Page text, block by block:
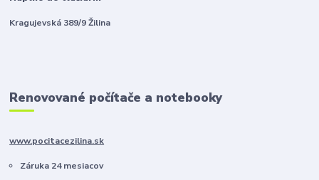
Kragujevská 389/9 Žilina
Renovované počítače a notebooky
www.pocitacezilina.sk
Záruka 24 mesiacov